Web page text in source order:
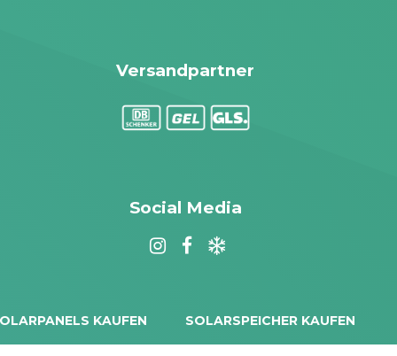
Versandpartner
Social Media
KAUFEN
SOLARSPEICHER KAUFEN